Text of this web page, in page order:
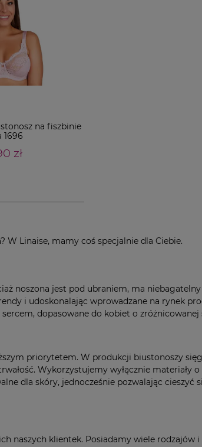
na fiszbinie
1696
zł
Linaise, mamy coś specjalnie dla Ciebie.
noszona jest pod ubraniem, ma
i udoskonalając wprowadzane na rynek
dopasowane do kobiet o
priorytetem. W produkcji biustonoszy
Wykorzystujemy wyłącznie materiały
dla skóry, jednocześnie pozwalając
naszych klientek. Posiadamy wiele